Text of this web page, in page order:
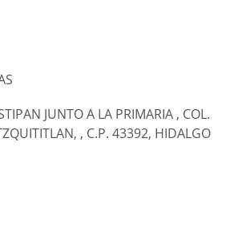
JUNTO A LA PRIMARIA , COL.
, C.P. 43392, HIDALGO